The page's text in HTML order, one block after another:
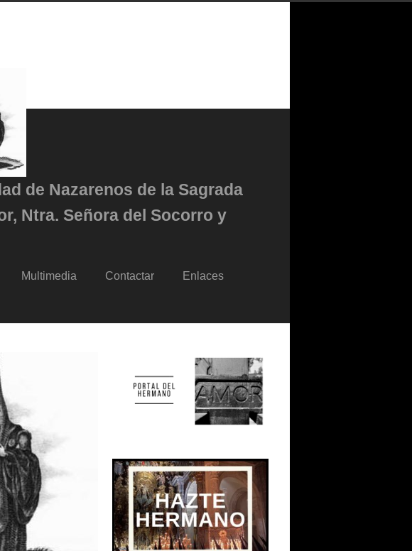
de Nazarenos de la Sagrada
Ntra. Señora del Socorro y
Multimedia Contactar Enlaces